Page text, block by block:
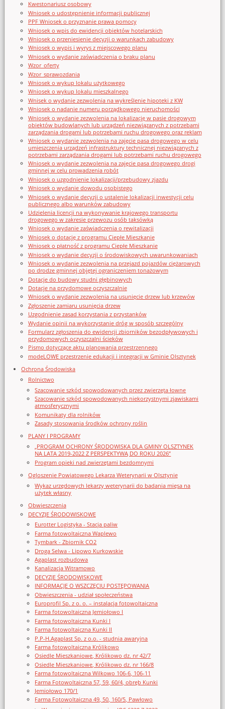
Kwestonariusz osobowy
Wniosek o udostępnienie informacji publicznej
PPF Wniosek o przyznanie prawa pomocy
Wniosek o wpis do ewidencji obiektów hotelarskich
Wniosek o przeniesienie decyzji o warunkach zabudowy
Wniosek o wypis i wyrys z miejscowego planu
Wniosek o wydanie zaświadczenia o braku planu
Wzor_oferty
Wzor_sprawozdania
Wniosek o wykup lokalu użytkowego
Wniosek o wykup lokalu mieszkalnego
Wnisek o wydanie zezwolenia na wykreślenie hipoteki z KW
Wniosek o nadanie numeru porządkowego nieruchomości
Wniosek o wydanie zezwolenia na lokalizację w pasie drogowym
obiektów budowlanych lub urządzeń niezwiązanych z potrzebami
zarządzania drogami lub potrzebami ruchu drogowego oraz reklam
Wniosek o wydanie zezwolenia na zajęcie pasa drogowego w celu
umieszczenia urządzeń infrastruktury technicznej niezwiązanych z
potrzebami zarządzania drogami lub potrzebami ruchu drogowego
Wniosek o wydanie zezwolenia na zajęcie pasa drogowego drogi
gminnej w celu prowadzenia robót
Wniosek o uzgodnienie lokalizacji/przebudowy zjazdu
Wniosek o wydanie dowodu osobistego
Wniosek o wydanie decyzji o ustalenie lokalizacji inwestycji celu
publicznego albo warunków zabudowy
Udzielenia licencji na wykonywanie krajowego transportu
drogowego w zakresie przewozu osób taksówką
Wniosek o wydanie zaświadczenia o rewitalizacji
Wniosek o dotację z programu Ciepłe Mieszkanie
Wniosek o płatność z programu Ciepłe Mieszkanie
Wniosek o wydanie decyzji o środowiskowych uwarunkowaniach
Wniosek o wydanie zezwolenia na przejazd pojazdów ciężarowych
po drodze gminnej objętej ograniczeniem tonażowym
Dotacje do budowy studni głębinowych
Dotacje na przydomowe oczyszczalnie
Wniosek o wydanie zezwolenia na usunięcie drzew lub krzewów
Zgłoszenie zamiaru usunięcia drzew
Uzgodnienie zasad korzystania z przystanków
Wydanie opinii na wykorzystanie dróg w sposób szczególny
Formularz zgłoszenia do ewidencji zbiorników bezodpływowych i
przydomowych oczyszczalni ścieków
Pismo dotyczące aktu planowania przestrzennego
modeLOWE przestrzenie edukacji i integracji w Gminie Olsztynek
Ochrona Środowiska
Rolnictwo
Szacowanie szkód spowodowanych przez zwierzęta łowne
Szacowanie szkód spowodowanych niekorzystnymi zjawiskami
atmosferycznymi
Komunikaty dla rolników
Zasady stosowania środków ochrony roślin
PLANY I PROGRAMY
„PROGRAM OCHRONY ŚRODOWISKA DLA GMINY OLSZTYNEK
NA LATA 2019-2022 Z PERSPEKTYWĄ DO ROKU 2026”
Program opieki nad zwierzętami bezdomnymi
Ogloszenie Powiatowego Lekarza Weterynarii w Olsztynie
Wykaz urzędowych lekarzy weterynarii do badania mięsa na
użytek własny
Obwieszczenia
DECYZJE ŚRODOWISKOWE
Eurotter Logistyka - Stacja paliw
Farma fotowoltaiczna Waplewo
Tymbark - Zbiornik CO2
Droga Selwa - Lipowo Kurkowskie
Agaplast rozbudowa
Kanalizacja Witramowo
DECYZJE ŚRODOWISKOWE
INFORMACJE O WSZCZĘCIU POSTĘPOWANIA
Obwieszczenia - udział społeczeństwa
Europrofil Sp. z o. o. – instalacja fotowoltaiczna
Farma fotowoltaiczna Jemiołowo I
Farma fotowoltaiczna Kunki I
Farma fotowoltaiczna Kunki II
P.P-H.Agaplast Sp. z o.o. - studnia awaryjna
Farma fotowoltaiczna Królikowo
Osiedle Mieszkaniowe, Królikowo dz. nr 42/7
Osiedle Mieszkaniowe, Królikowo dz. nr 166/8
Farma fotowoltaiczna Wilkowo 106-6, 106-11
Farma Fotowoltaiczna 57, 59, 60/4, obręb Kunki
Jemiołowo 170/1
Farma Fotowoltaiczna 49, 50, 160/5, Pawłowo